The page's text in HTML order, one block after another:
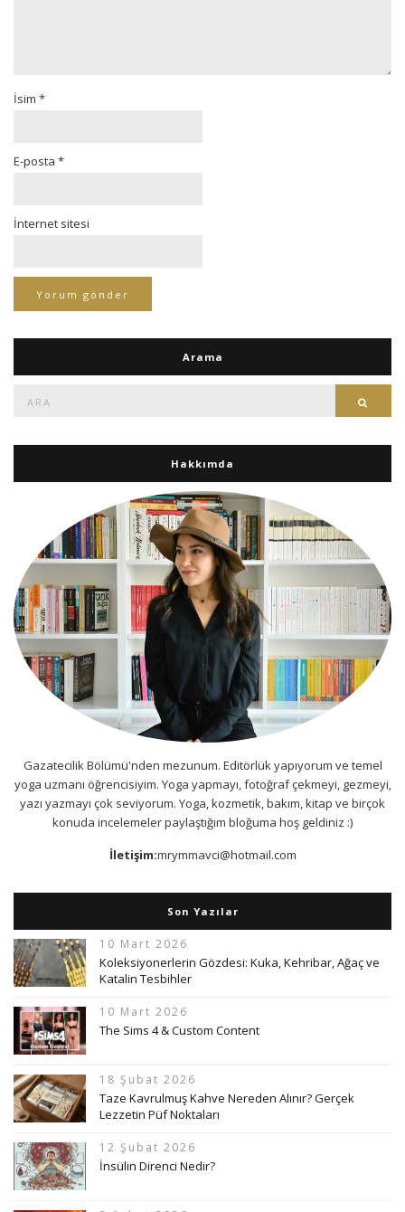
İsim *
E-posta *
İnternet sitesi
Arama
Hakkımda
Gazatecilik Bölümü'nden mezunum. Editörlük yapıyorum ve temel
yoga uzmanı öğrencisiyim. Yoga yapmayı, fotoğraf çekmeyi, gezmeyi,
yazı yazmayı çok seviyorum. Yoga, kozmetik, bakım, kitap ve birçok
konuda incelemeler paylaştığım bloğuma hoş geldiniz :)
İletişim:mrymmavci@hotmail.com
Son Yazılar
10 Mart 2026
Koleksiyonerlerin Gözdesi: Kuka, Kehribar, Ağaç ve
Katalin Tesbihler
10 Mart 2026
The Sims 4 & Custom Content
18 Şubat 2026
Taze Kavrulmuş Kahve Nereden Alınır? Gerçek
Lezzetin Püf Noktaları
12 Şubat 2026
İnsülin Direnci Nedir?